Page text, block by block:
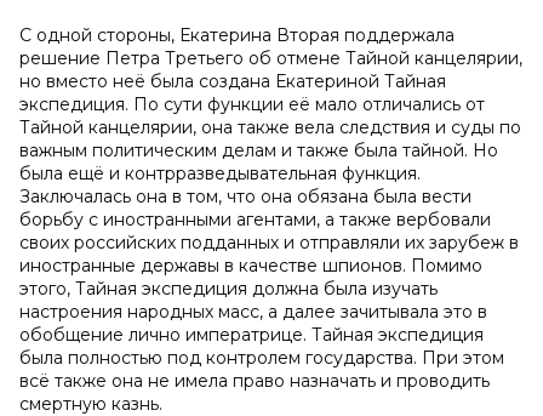
С одной стороны, Екатерина Вторая поддержала
решение Петра Третьего об отмене Тайной канцелярии,
но вместо неё была создана Екатериной Тайная
экспедиция. По сути функции её мало отличались от
Тайной канцелярии, она также вела следствия и суды по
важным политическим делам и также была тайной. Но
была ещё и контрразведывательная функция.
Заключалась она в том, что она обязана была вести
борьбу с иностранными агентами, а также вербовали
своих российских подданных и отправляли их зарубеж в
иностранные державы в качестве шпионов. Помимо
этого, Тайная экспедиция должна была изучать
настроения народных масс, а далее зачитывала это в
обобщение лично императрице. Тайная экспедиция
была полностью под контролем государства. При этом
всё также она не имела право назначать и проводить
смертную казнь.